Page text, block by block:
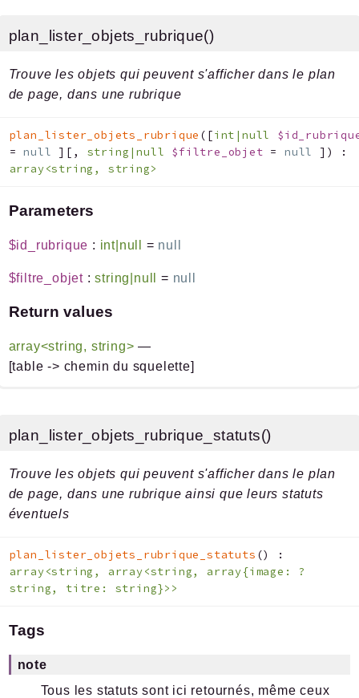
plan_lister_objets_rubrique()
Trouve les objets qui peuvent s'afficher dans le plan
de page, dans une rubrique
plan_lister_objets_rubrique ( [int|null
=null ] [ , string|null $filtre_objet = null ] )
:
array<string, string>
Parameters
$id_rubrique : int|null = null
$filtre_objet :string|null = null
Return values
array<string, string> —
[table -> chemin du squelette]
plan_lister_objets_rubrique_statuts()
Trouve les objets qui peuvent s'afficher dans le plan
de page, dans une rubrique ainsi que leurs statuts
éventuels
plan_lister_objets_rubrique_statuts ()
:
array<string, array<string, array{image: ?
string, titre: string}>>
Tags
note
Tous les statuts sont ici retournés, même ceux